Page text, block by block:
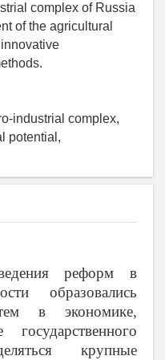
complex of Russia
of the agricultural
industrial complex,
potential,
реформ в
образовались
в экономике,
крупные